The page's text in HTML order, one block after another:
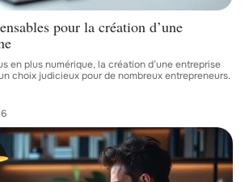
pour la création d’une
en plus numérique, la création d’une entreprise
choix judicieux pour de nombreux entrepreneurs.